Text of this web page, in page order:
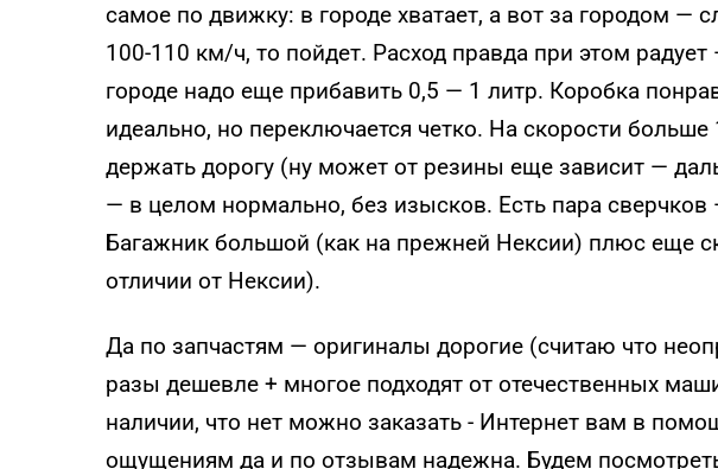
самое по движку: в городе хватает, а вот за городом —
100-110 км/ч, то пойдет. Расход правда при этом
городе надо еще прибавить 0,5 — 1 литр. Коробка
идеально, но переключается четко. На скорости
держать дорогу (ну может от резины еще зависит —
— в целом нормально, без изысков. Есть пара сверчков
Багажник большой (как на прежней Нексии) плюс еще
отличии от Нексии).
Да по запчастям — оригиналы дорогие (считаю что
разы дешевле + многое подходят от отечественных
наличии, что нет можно заказать - Интернет вам в
ощущениям да и по отзывам надежна. Будем